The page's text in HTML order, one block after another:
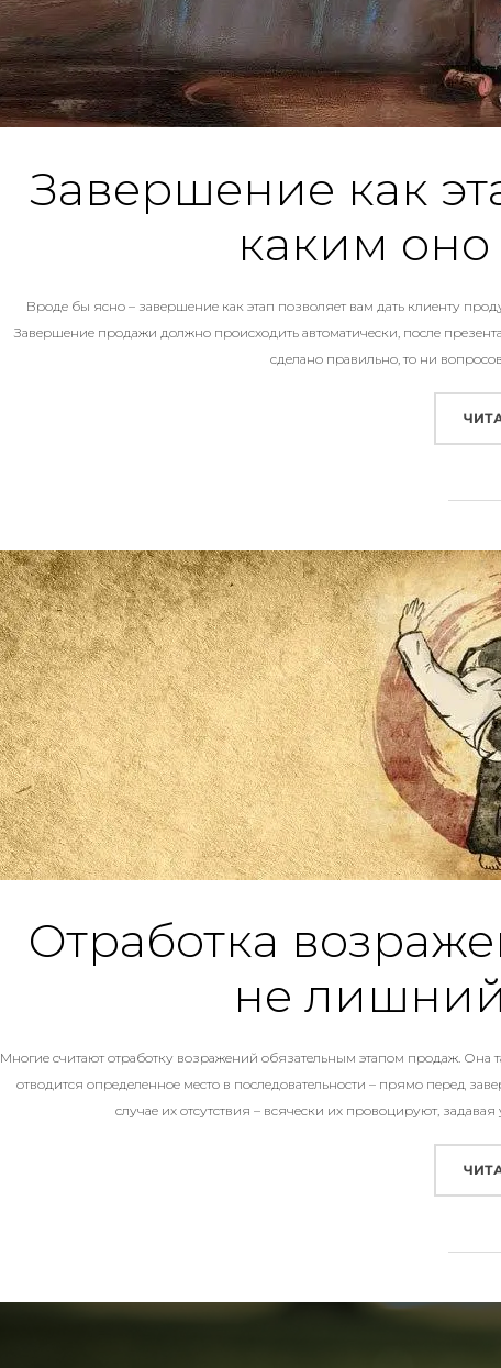
Завершение как
каким
Вроде бы ясно – завершение как этап позволяет вам дать клиенту
Завершение продажи должно происходить автоматически, после
сделано правильно, то ни
Отработка
не
Многие считают отработку возражений обязательным этапом продаж. Она
отводится определенное место в последовательности – прямо перед
случае их отсутствия – всячески их провоцируют,